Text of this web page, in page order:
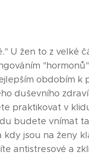
U žen to z velké
obdobím k
duševního
praktikovat v
budete vnímat
kdy jsou na ženy
antistresové a